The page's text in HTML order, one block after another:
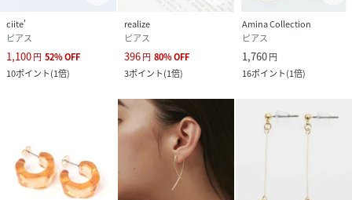
ciite'
ピアス
1,100円 52%OFF
10ポイント(1倍)
realize
ピアス
396円 80%OFF
3ポイント(1倍)
Amina Collection
ピアス
1,760円
16ポイント(1倍)